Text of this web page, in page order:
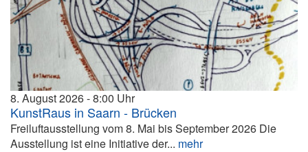
8. August 2026 8:00
KunstRaus in Saarn - Brücken
Freiluftausstellung vom 8. Mai bis September 2026 Die
Ausstellung ist eine Initiative der... mehr